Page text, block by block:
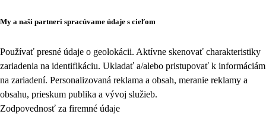
My a naši partneri spracúvame údaje s cieľom
Používať presné údaje o geolokácii. Aktívne skenovať charakteristiky
zariadenia na identifikáciu. Ukladať a/alebo pristupovať k informáciám
na zariadení. Personalizovaná reklama a obsah, meranie reklamy a
obsahu, prieskum publika a vývoj služieb.
Zodpovednosť za firemné údaje